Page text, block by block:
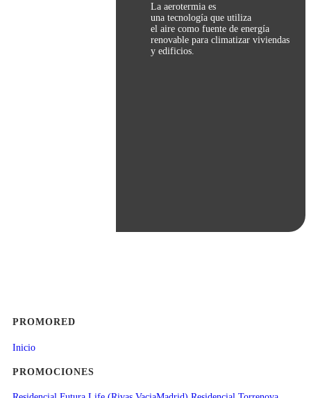
La aerotermia es
una tecnología que utiliza
el aire como fuente de energía
renovable para climatizar viviendas
y edificios.
PROMORED
Inicio
PROMOCIONES